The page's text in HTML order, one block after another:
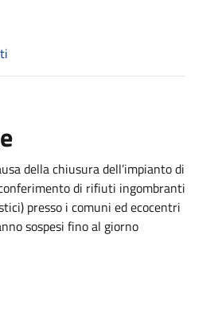
della chiusura dell’impianto di
di rifiuti ingombranti
presso i comuni ed ecocentri
sospesi fino al giorno